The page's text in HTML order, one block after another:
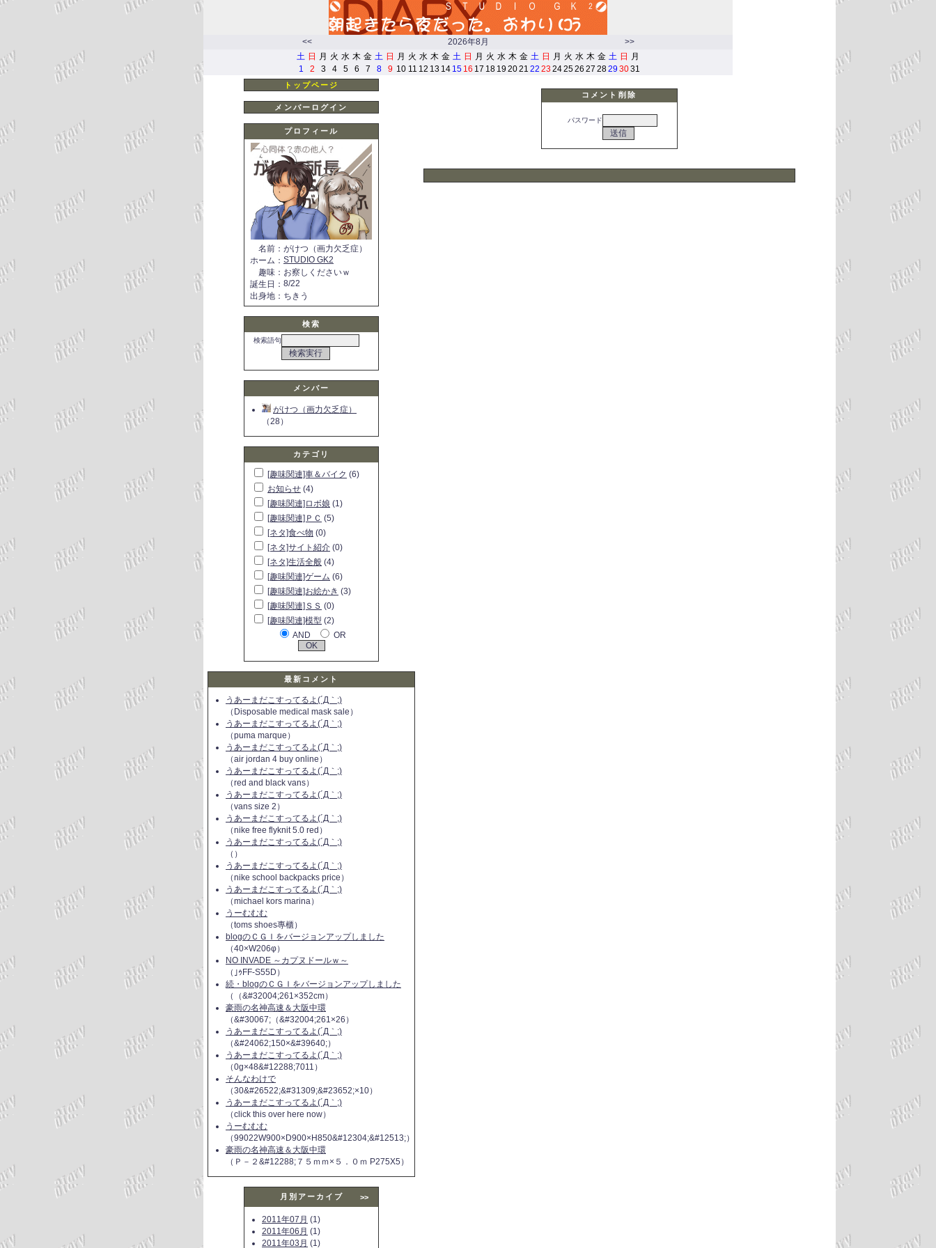
<< 2026年8月
>>
土 日 月 火 水 木 金 土 日 月 火 水 木 金 土 日 月 火 水 木 金 土 日 月 火 水 木 金 土 日
月
1
2 3 4 5 6 7 8 9 10 11 12 13 14 15 16 17 18 19 2021 22 23 242526 27 2829 3031
トップページ
メンバーログイン
プロフィール
名前 ： がけつ（画力欠乏症）
ホーム ： STUDIO GK2
趣味 ： お察しくださいｗ
誕生日 ： 8/22
出身地 ： ちきう
検索
検索語句
メンバー
がけつ（画力欠乏症）
（28）
カテゴリ
[趣味関連]車＆バイク (6)
お知らせ (4)
[趣味関連]ロボ娘 (1)
[趣味関連]ＰＣ (5)
[ネタ]食べ物 (0)
[ネタ]サイト紹介 (0)
[ネタ]生活全般 (4)
[趣味関連]ゲーム (6)
[趣味関連]お絵かき (3)
[趣味関連]ＳＳ (0)
[趣味関連]模型 (2)
AND
OR
最新コメント
うあーまだこすってるよ(´Д｀;)
（Disposable medical mask sale）
うあーまだこすってるよ(´Д｀;)
（puma marque）
うあーまだこすってるよ(´Д｀;)
（air jordan 4 buy online）
うあーまだこすってるよ(´Д｀;)
（red and black vans）
うあーまだこすってるよ(´Д｀;)
（vans size 2）
うあーまだこすってるよ(´Д｀;)
（nike free flyknit 5.0 red）
うあーまだこすってるよ(´Д｀;)
（）
うあーまだこすってるよ(´Д｀;)
（nike school backpacks price）
うあーまだこすってるよ(´Д｀;)
（michael kors marina）
うーむむむ
（toms shoes專櫃）
blogのＣＧＩをバージョンアップしました
（40×W206φ）
NO INVADE ～カプヌドールｗ～
（｣ｩFF-S55D）
続・blogのＣＧＩをバージョンアップしました
（（&#32004;261×352cm）
豪雨の名神高速＆大阪中環
（&#30067;（&#32004;261×26）
うあーまだこすってるよ(´Д｀;)
（&#24062;150×&#39640;）
うあーまだこすってるよ(´Д｀;)
（0g×48&#12288;7011）
そんなわけで
（30&#26522;&#31309;&#23652;×10）
うあーまだこすってるよ(´Д｀;)
（click this over here now）
うーむむむ
（99022W900×D900×H850&#12304;&#12513;）
豪雨の名神高速＆大阪中環
（Ｐ－２&#12288;７５ｍｍ×５．０ｍ P275X5）
月別アーカイブ >>
2011年07月 (1)
2011年06月 (1)
2011年03月 (1)
コメント削除
パスワード